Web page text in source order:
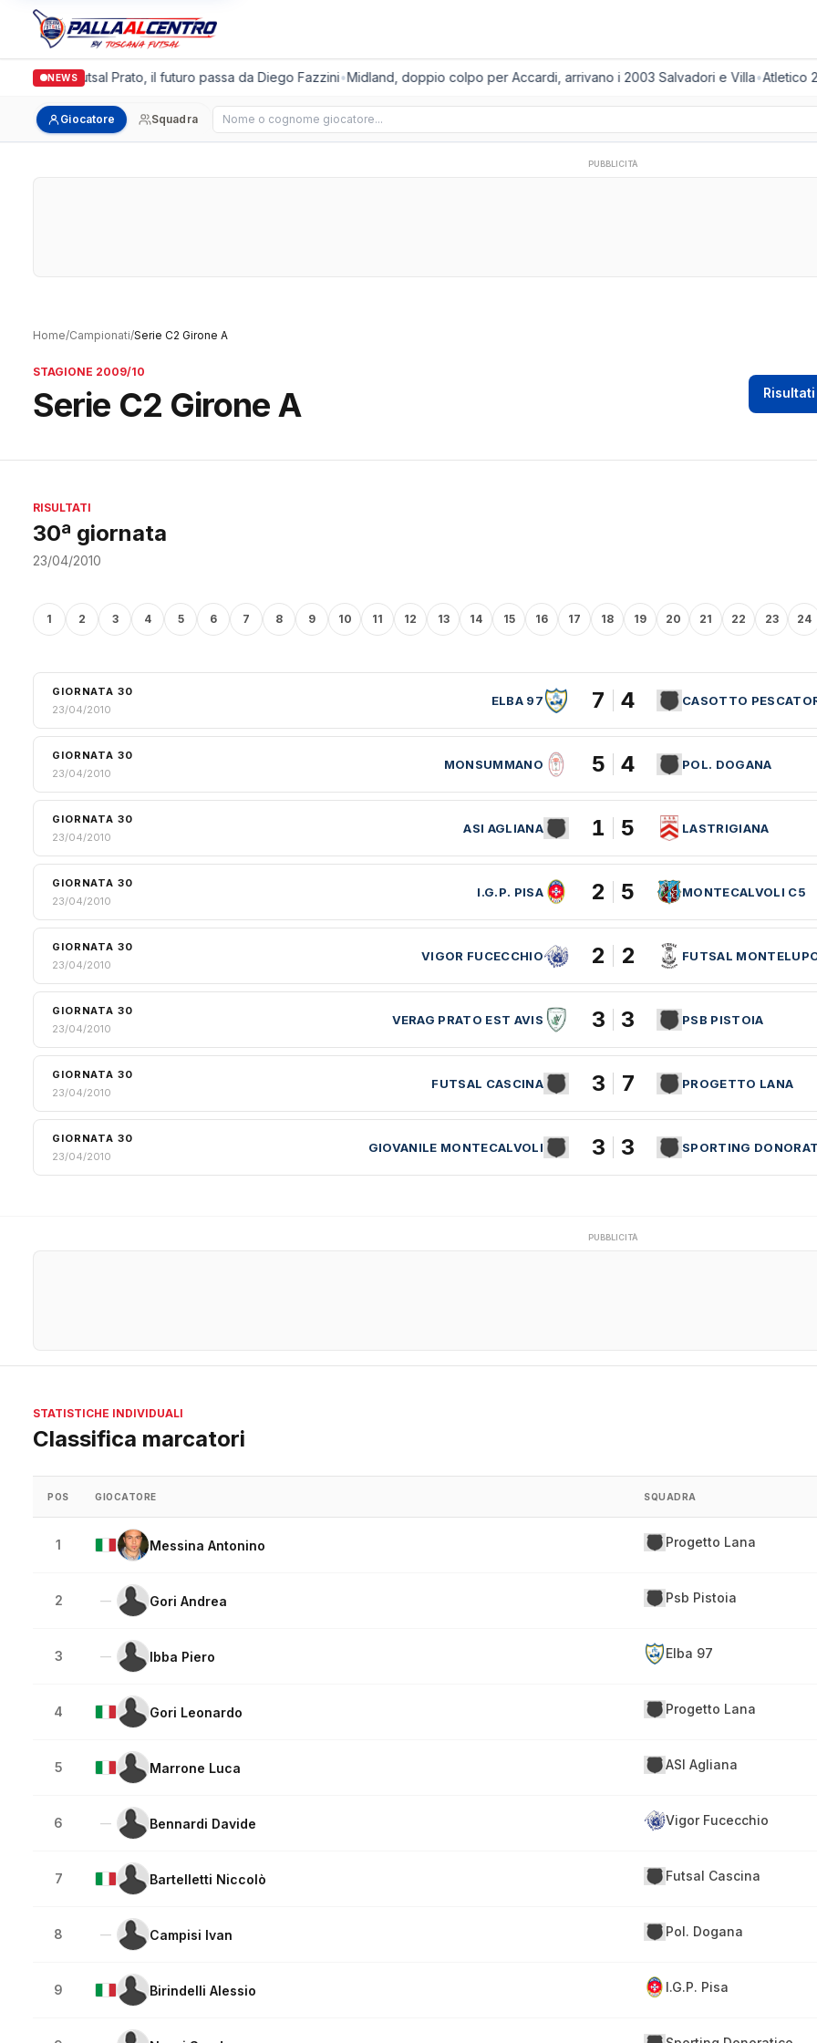
NEWS
Italgronda Futsal Prato, il futuro passa da Diego Fazzini•Midland, doppio colpo per Accardi, arrivano i 2003 Salvadori e Villa•Atletico
Giocatore Squadra Cerca giocatore
PUBBLICITÀ
Home/Campionati/Serie C2 Girone A
STAGIONE 2009/10
Serie C2 Girone A Risultati
RISULTATI
30ª giornata
23/04/2010
1 2 3 4 5 6 7 8 9 10 11 12 13 14 15 16 17 18 19 20 21 22 23 24
GIORNATA 30
23/04/2010
ELBA 97 7 4 CASOTTO
GIORNATA 30
23/04/2010
MONSUMMANO 5 4 POL. DOGANA
GIORNATA 30
23/04/2010
ASI AGLIANA 1 5 LASTRIGIANA
GIORNATA 30
23/04/2010
I.G.P. PISA 2 5 MONTECALVOLI C5
GIORNATA 30
23/04/2010
VIGOR FUCECCHIO 2 2 FUTSAL
GIORNATA 30
23/04/2010
VERAG PRATO EST AVIS 3 3 PSB PISTOIA
GIORNATA 30
23/04/2010
FUTSAL CASCINA 3 7 PROGETTO LANA
GIORNATA 30
23/04/2010
GIOVANILE MONTECALVOLI 3 3 SPORTING
PUBBLICITÀ
STATISTICHE INDIVIDUALI
Classifica marcatori
POS GIOCATORE SQUADRA
1 Messina Antonino Progetto Lana
2 — Gori Andrea Psb Pistoia
3 — Ibba Piero Elba 97
4 Gori Leonardo Progetto Lana
5 Marrone Luca ASI Agliana
6 — Bennardi Davide Vigor Fucecchio
7 Bartelletti Niccolò Futsal Cascina
8 — Campisi Ivan Pol. Dogana
9 Birindelli Alessio I.G.P. Pisa